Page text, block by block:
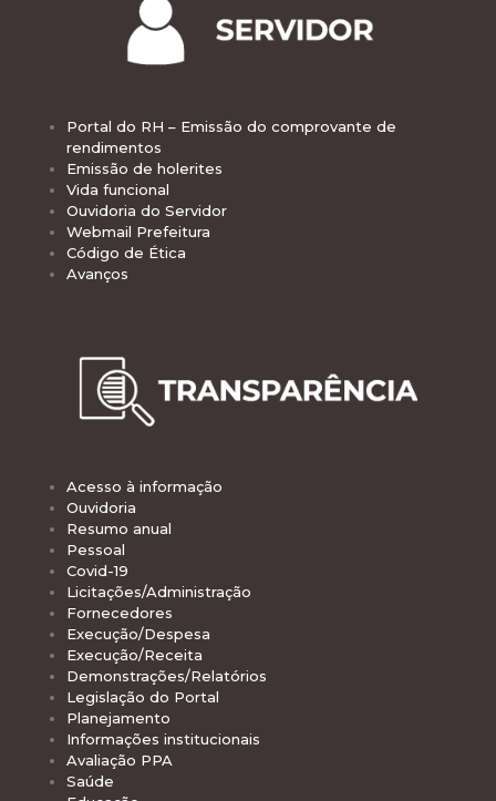
Portal do RH – Emissão do comprovante de
rendimentos
Emissão de holerites
Vida funcional
Ouvidoria do Servidor
Webmail Prefeitura
Código de Ética
Avanços
Acesso à informação
Ouvidoria
Resumo anual
Pessoal
Covid-19
Licitações/Administração
Fornecedores
Execução/Despesa
Execução/Receita
Demonstrações/Relatórios
Legislação do Portal
Planejamento
Informações institucionais
Avaliação PPA
Saúde